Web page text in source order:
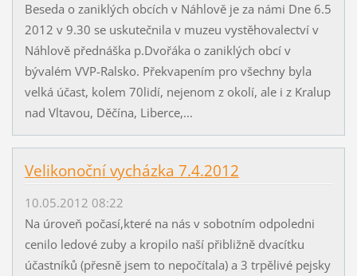
Beseda o zaniklých obcích v Náhlově je za námi Dne 6.5
2012 v 9.30 se uskutečnila v muzeu vystěhovalectví v
Náhlově přednáška p.Dvořáka o zaniklých obcí v
bývalém VVP-Ralsko. Překvapením pro všechny byla
velká účast, kolem 70lidí, nejenom z okolí, ale i z Kralup
nad Vltavou, Děčína, Liberce,...
Velikonoční vycházka 7.4.2012
10.05.2012 08:22
Na úroveň počasí,které na nás v sobotním odpoledni
cenilo ledové zuby a kropilo naší přibližně dvacítku
účastníků (přesně jsem to nepočítala) a 3 trpělivé pejsky